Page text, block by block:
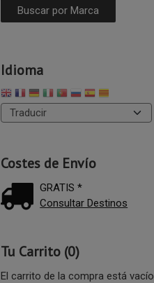
Idioma
Costes de Envío
GRATIS *
Consultar Destinos
Tu Carrito (0)
El carrito de la compra está vacío